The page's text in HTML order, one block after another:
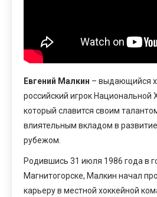
Евгений Малкин – выдающийся
российский игрок Национальной
который славится своим
влиятельным вкладом в
рубежом.
Родившись 31 июля 1986 года в
Магнитогорске, Малкин начал
карьеру в местной хоккейной